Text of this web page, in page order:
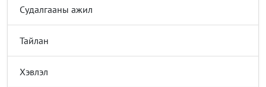
Судалгааны ажил
Тайлан
Хэвлэл